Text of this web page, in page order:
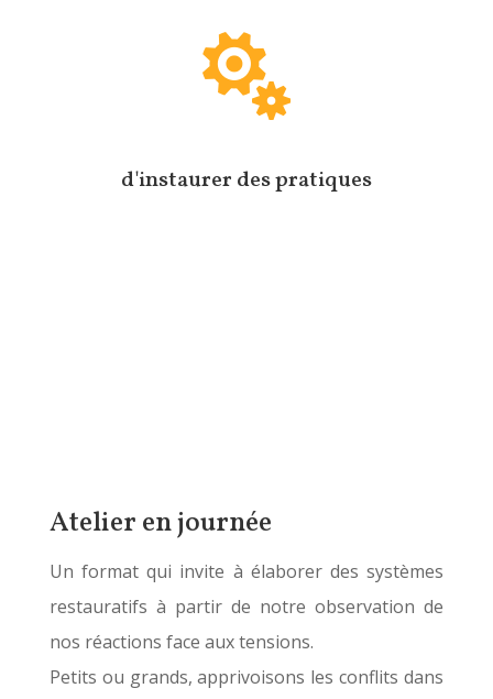

d'instaurer des pratiques
Atelier en journée
Un format qui invite à élaborer des systèmes
restauratifs à partir de notre observation de
nos réactions face aux tensions.
Petits ou grands, apprivoisons les conflits dans